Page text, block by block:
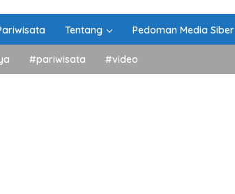
Tentang Pedoman Media Siber
#pariwisata #video